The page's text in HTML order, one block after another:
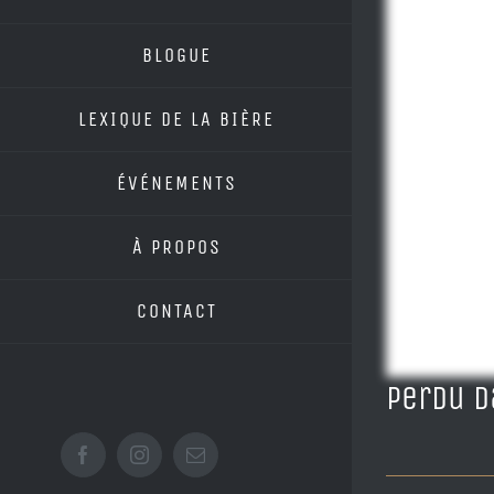
BLOGUE
LEXIQUE DE LA BIÈRE
ÉVÉNEMENTS
À PROPOS
CONTACT
FacebookInstagramEmail
Perdu